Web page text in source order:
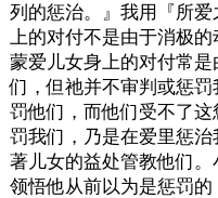
列的惩治。』我用『所
上的对付不是由于消极
蒙爱儿女身上的对付常
们，但祂并不审判或惩
罚他们，而他们受不了
罚我们，乃是在爱里惩
著儿女的益处管教他们
领悟他从前以为是惩罚的